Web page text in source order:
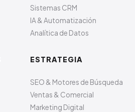
Sistemas CRM
IA & Automatización
Analítica de Datos
ESTRATEGIA
SEO & Motores de Búsqueda
Ventas & Comercial
Marketing Digital